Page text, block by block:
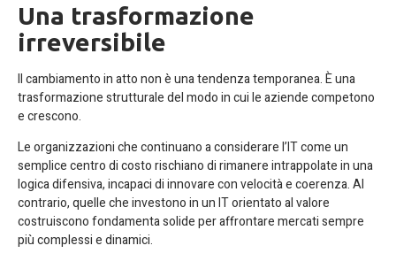
Una trasformazione
irreversibile
Il cambiamento in atto non è una tendenza temporanea. È una
trasformazione strutturale del modo in cui le aziende competono
e crescono.
Le organizzazioni che continuano a considerare l’IT come un
semplice centro di costo rischiano di rimanere intrappolate in una
logica difensiva, incapaci di innovare con velocità e coerenza. Al
contrario, quelle che investono in un IT orientato al valore
costruiscono fondamenta solide per affrontare mercati sempre
più complessi e dinamici.